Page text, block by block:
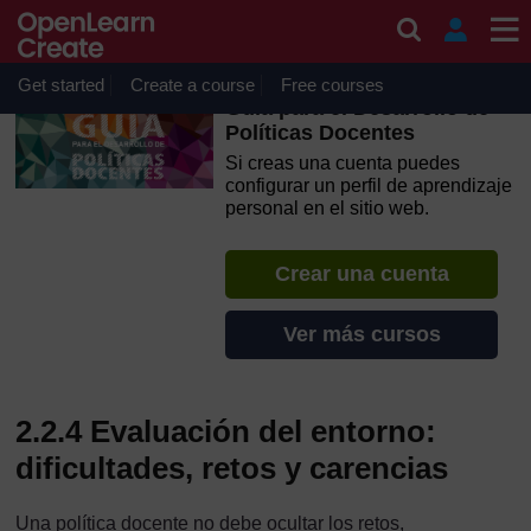
Salta al contenido principal
OpenLearn Create will be unavailable on Wednesday 12
August 2026 from 8am to 10.30am (GMT) due to routine
maintenance.
Get started Create a course Free courses
Guía para el Desarrollo de
Políticas Docentes
Si creas una cuenta puedes
configurar un perfil de aprendizaje
personal en el sitio web.
Crear una cuenta
Ver más cursos
2.2.4 Evaluación del entorno:
dificultades, retos y carencias
Una política docente no debe ocultar los retos,